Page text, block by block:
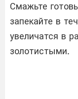
Смажьте
запекайте в
увеличатся в
золотистыми.